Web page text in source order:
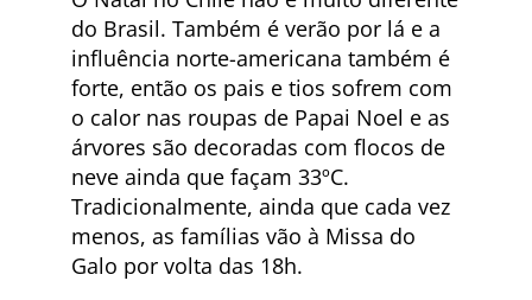
do Brasil. Também é verão por lá e a
influência norte-americana também é
forte, então os pais e tios sofrem com
o calor nas roupas de Papai Noel e as
árvores são decoradas com flocos de
neve ainda que façam 33ºC.
Tradicionalmente, ainda que cada vez
menos, as famílias vão à Missa do
Galo por volta das 18h.